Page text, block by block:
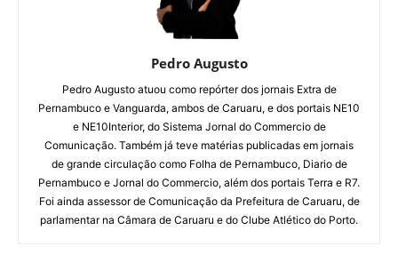
Pedro Augusto
Pedro Augusto atuou como repórter dos jornais Extra de
Pernambuco e Vanguarda, ambos de Caruaru, e dos portais NE10
e NE10Interior, do Sistema Jornal do Commercio de
Comunicação. Também já teve matérias publicadas em jornais
de grande circulação como Folha de Pernambuco, Diario de
Pernambuco e Jornal do Commercio, além dos portais Terra e R7.
Foi ainda assessor de Comunicação da Prefeitura de Caruaru, de
parlamentar na Câmara de Caruaru e do Clube Atlético do Porto.